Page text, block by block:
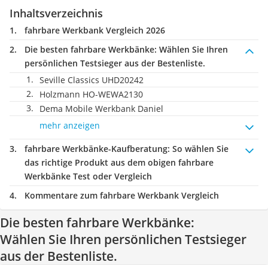
Inhaltsverzeichnis
fahrbare Werkbank Vergleich 2026
Die besten fahrbare Werkbänke: Wählen Sie Ihren
persönlichen Testsieger aus der Bestenliste.
Seville Classics UHD20242
Holzmann ‎HO-WEWA2130
Dema Mobile Werkbank Daniel
mehr anzeigen
fahrbare Werkbänke-Kaufberatung: So wählen Sie
das richtige Produkt aus dem obigen fahrbare
Werkbänke Test oder Vergleich
Kommentare zum fahrbare Werkbank Vergleich
Die besten fahrbare Werkbänke:
Wählen Sie Ihren persönlichen Testsieger
aus der Bestenliste.